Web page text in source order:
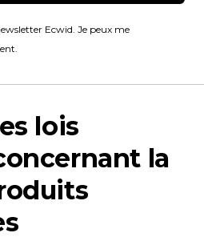
Ecwid. Je peux me
lois
la